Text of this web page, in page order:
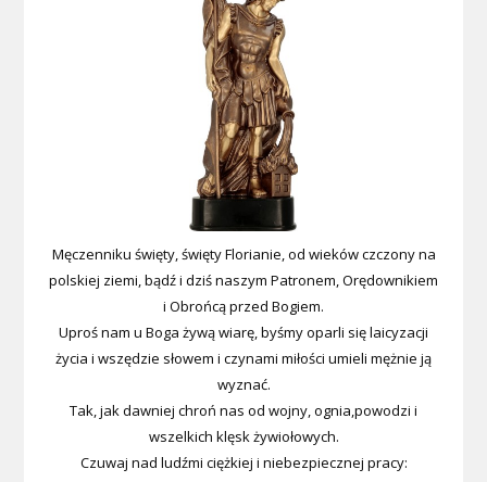
Męczenniku święty, święty Florianie, od wieków czczony na
polskiej ziemi, bądź i dziś naszym Patronem, Orędownikiem
i Obrońcą przed Bogiem.
Uproś nam u Boga żywą wiarę, byśmy oparli się laicyzacji
życia i wszędzie słowem i czynami miłości umieli mężnie ją
wyznać.
Tak, jak dawniej chroń nas od wojny, ognia,powodzi i
wszelkich klęsk żywiołowych.
Czuwaj nad ludźmi ciężkiej i niebezpiecznej pracy: